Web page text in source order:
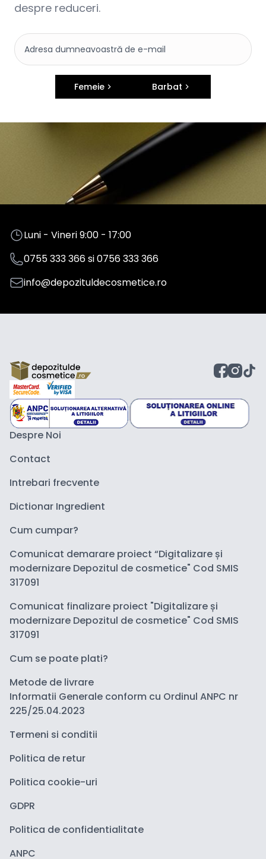
despre reduceri.
Femeie Barbat
Luni - Vineri 9:00 - 17:00
0755 333 366si0756 333 366
info@depozituldecosmetice.ro
Despre Noi
Contact
Intrebari frecvente
Dictionar Ingredient
Cum cumpar?
Comunicat demarare proiect “Digitalizare și
modernizare Depozitul de cosmetice" Cod SMIS
317091
Comunicat finalizare proiect "Digitalizare și
modernizare Depozitul de cosmetice" Cod SMIS
317091
Cum se poate plati?
Metode de livrare
Informatii Generale conform cu Ordinul ANPC nr
225/25.04.2023
Termeni si conditii
Politica de retur
Politica cookie-uri
GDPR
Politica de confidentialitate
ANPC